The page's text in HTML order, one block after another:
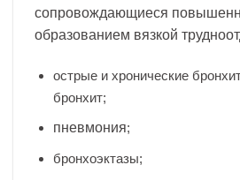
сопровождающиеся
образованием вязкой
острые и хронические
бронхит;
пневмония;
бронхоэктазы;